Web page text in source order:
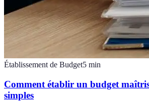
Établissement de Budget5 min
Comment établir un budget
simples